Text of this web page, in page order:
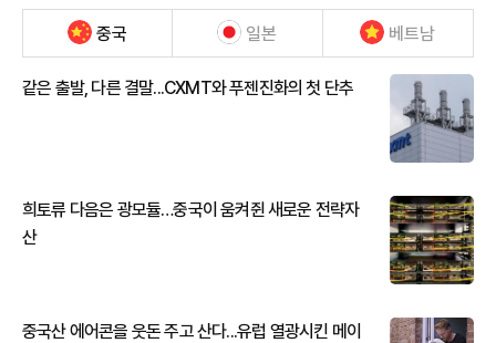
중국 일본 베트남
같은 출발, 다른 결말...CXMT와 푸젠진화의 첫 단추
희토류 다음은 광모듈…중국이 움켜쥔 새로운 전략자
산
중국산 에어콘을 웃돈 주고 산다...유럽 열광시킨 메이